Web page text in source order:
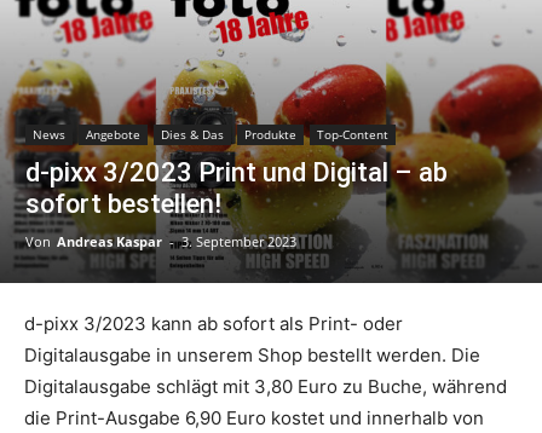
News Angebote Dies & Das Produkte Top-Content
d-pixx 3/2023 Print und Digital – ab
sofort bestellen!
Von Andreas Kaspar - 3. September 2023
d-pixx 3/2023 kann ab sofort als Print- oder
Digitalausgabe in unserem Shop bestellt werden. Die
Digitalausgabe schlägt mit 3,80 Euro zu Buche, während
die Print-Ausgabe 6,90 Euro kostet und innerhalb von